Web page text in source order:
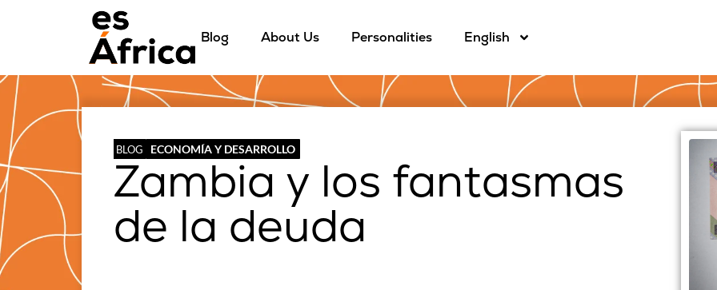
Blog About Us Personalities English
BLOG ECONOMÍA Y DESARROLLO
Zambia y los fantasmas
de la deuda